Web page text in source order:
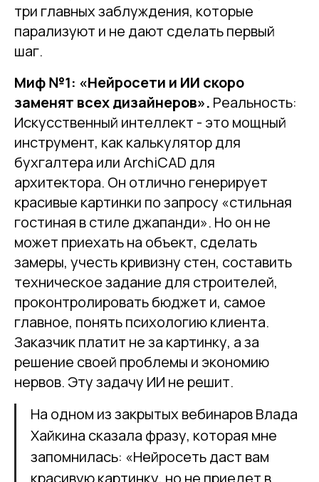
три главных заблуждения, которые
парализуют и не дают сделать первый
шаг.
Миф №1: «Нейросети и ИИ скоро
заменят всех дизайнеров». Реальность:
Искусственный интеллект - это мощный
инструмент, как калькулятор для
бухгалтера или ArchiCAD для
архитектора. Он отлично генерирует
красивые картинки по запросу «стильная
гостиная в стиле джапанди». Но он не
может приехать на объект, сделать
замеры, учесть кривизну стен, составить
техническое задание для строителей,
проконтролировать бюджет и, самое
главное, понять психологию клиента.
Заказчик платит не за картинку, а за
решение своей проблемы и экономию
нервов. Эту задачу ИИ не решит.
На одном из закрытых вебинаров Влада
Хайкина сказала фразу, которая мне
запомнилась: «Нейросеть даст вам
красивую картинку, но не приедет в